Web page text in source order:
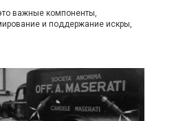
важные компоненты,
и поддержание искры,